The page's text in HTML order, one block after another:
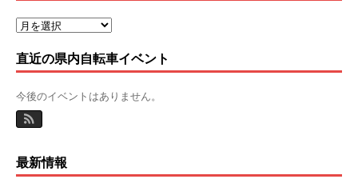
直近の県内自転車イベント
今後のイベントはありません。
最新情報